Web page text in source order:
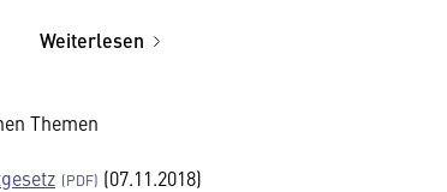
Weiterlesen
Themen
(07.11.2018)